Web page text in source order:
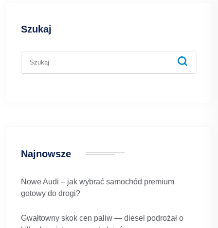
Szukaj
Najnowsze
Nowe Audi – jak wybrać samochód premium
gotowy do drogi?
Gwałtowny skok cen paliw — diesel podrożał o